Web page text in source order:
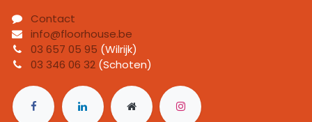
Contact
info@floorhouse.be
03 657 05 95 (Wilrijk)
03 346 06 32 (Schoten)